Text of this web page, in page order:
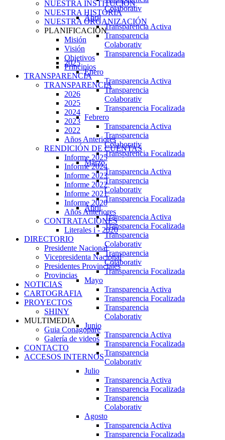
Colaborativ
Abril
Transparencia Activa
Transparencia
Colaborativ
Transparencia Focalizada
2025
Enero
Transparencia Activa
Transparencia
Colaborativ
Transparencia Focalizada
Febrero
Transparencia Activa
Transparencia
Colaborativ
Transparencia Focalizada
Marzo
Transparencia Activa
Transparencia
Colaborativ
Transparencia Focalizada
Abril
Transparencia Activa
Transparencia Focalizada
Transparencia
Colaborativ
Transparencia
Colaborativ
Transparencia Focalizada
Mayo
Transparencia Activa
Transparencia Focalizada
Transparencia
Colaborativ
Junio
Transparencia Activa
Transparencia Focalizada
Transparencia
Colaborativ
Julio
Transparencia Activa
Transparencia Focalizada
Transparencia
Colaborativ
Agosto
Transparencia Activa
Transparencia Focalizada
NUESTRA INSTITUCIÓN
NUESTRA HISTORIA
NUESTRA ORGANIZACIÓN
PLANIFICACIÓN
Misión
Visión
Objetivos
Principios
TRANSPARENCIA
TRANSPARENCIA
2026
2025
2024
2023
2022
Años Anteriores
RENDICIÓN DE CUENTAS
Informe 2025
Informe 2024
Informe 2023
Informe 2022
Informe 2021
Informe 2020
Años Anteriores
CONTRATACIONES
Literales i - 2020
DIRECTORIO
Presidente Nacional
Vicepresidenta Nacional
Presidentes Provinciales
Provincias
NOTICIAS
CARTOGRAFIA
PROYECTOS
SHINY
MULTIMEDIA
Guia Conagopare
Galería de videos
CONTACTO
ACCESOS INTERNOS